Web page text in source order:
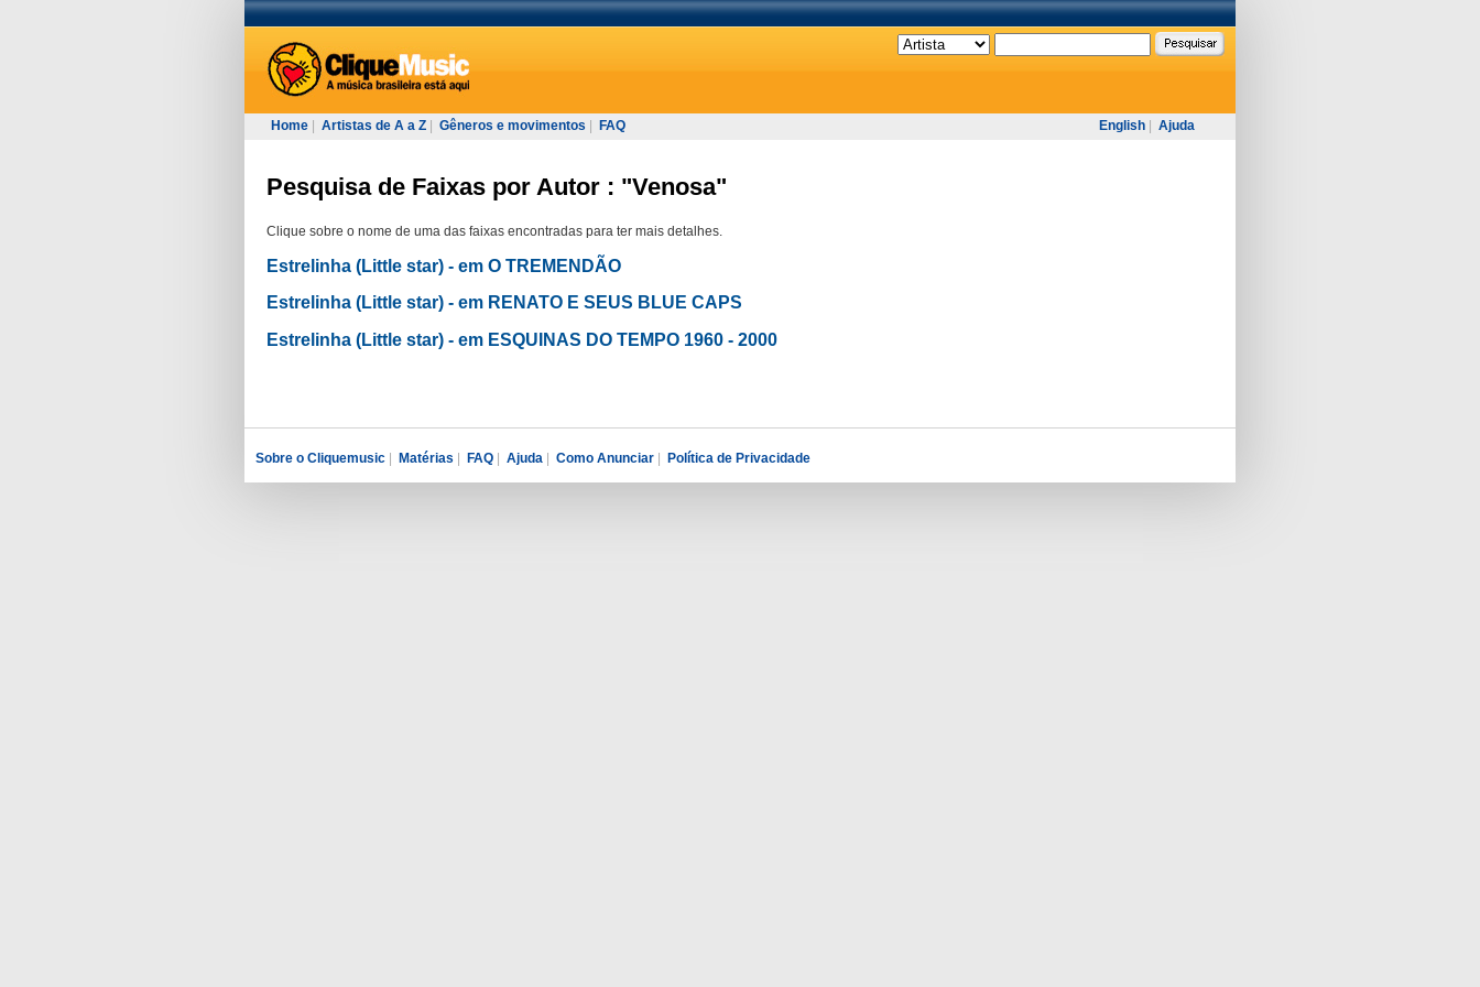
Home Artistas de A a Z Gêneros e movimentos FAQ English Ajuda
Pesquisa de Faixas por Autor : "Venosa"
Clique sobre o nome de uma das faixas encontradas para ter mais detalhes.
Estrelinha (Little star) - em O TREMENDÃO
Estrelinha (Little star) - em RENATO E SEUS BLUE CAPS
Estrelinha (Little star) - em ESQUINAS DO TEMPO 1960 - 2000
Sobre o Cliquemusic | Matérias | FAQ | Ajuda | Como Anunciar | Política de Privacidade